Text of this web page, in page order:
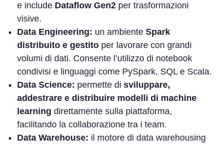
e include Dataflow Gen2 per trasformazioni
visive.
Data Engineering: un ambiente Spark
distribuito e gestito per lavorare con grandi
volumi di dati. Consente l’utilizzo di notebook
condivisi e linguaggi come PySpark, SQL e Scala.
Data Science: permette di sviluppare,
addestrare e distribuire modelli di machine
learning direttamente sulla piattaforma,
facilitando la collaborazione tra i team.
Data Warehouse: il motore di data warehousing